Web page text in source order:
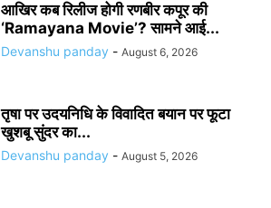
आखिर कब रिलीज होगी रणबीर कपूर की
‘Ramayana Movie’? सामने आई...
Devanshu panday - August 6, 2026
तृषा पर उदयनिधि के विवादित बयान पर फूटा
खुशबू सुंदर का...
Devanshu panday - August 5, 2026